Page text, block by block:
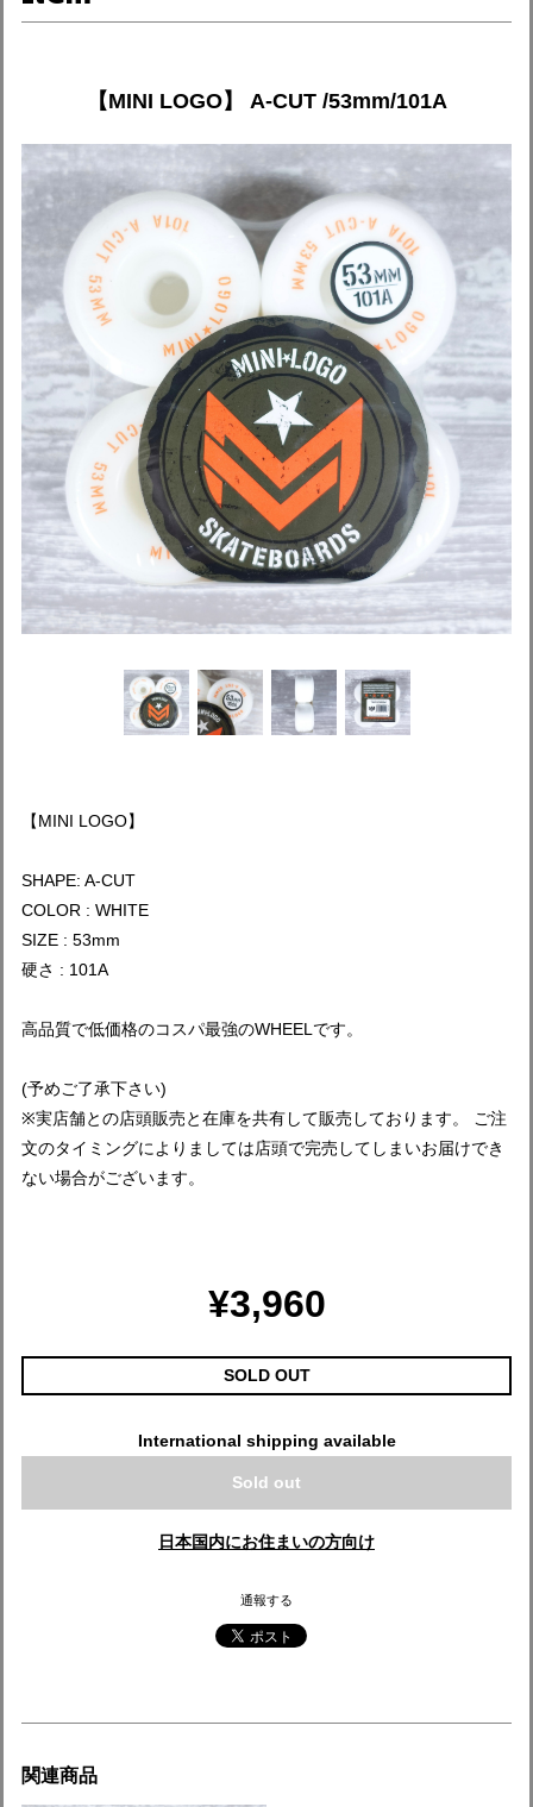
【MINI LOGO】 A-CUT /53mm/101A
【MINI LOGO】
SHAPE: A-CUT
COLOR : WHITE
SIZE : 53mm
硬さ : 101A
高品質で低価格のコスパ最強のWHEELです。
(予めご了承下さい)
※実店舗との店頭販売と在庫を共有して販売しております。 ご注
文のタイミングによりましては店頭で完売してしまいお届けでき
ない場合がございます。
¥3,960
SOLD OUT
International shipping available
Sold out
日本国内にお住まいの方向け
通報する
関連商品